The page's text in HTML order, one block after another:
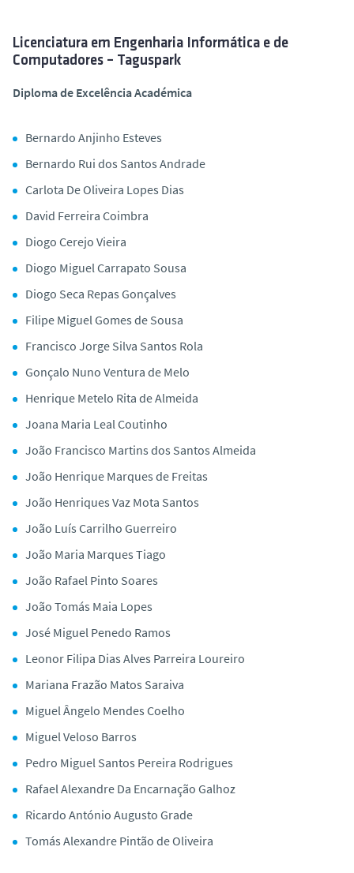
Licenciatura em Engenharia Informática e de
Computadores – Taguspark
Diploma de Excelência Académica
Bernardo Anjinho Esteves
Bernardo Rui dos Santos Andrade
Carlota De Oliveira Lopes Dias
David Ferreira Coimbra
Diogo Cerejo Vieira
Diogo Miguel Carrapato Sousa
Diogo Seca Repas Gonçalves
Filipe Miguel Gomes de Sousa
Francisco Jorge Silva Santos Rola
Gonçalo Nuno Ventura de Melo
Henrique Metelo Rita de Almeida
Joana Maria Leal Coutinho
João Francisco Martins dos Santos Almeida
João Henrique Marques de Freitas
João Henriques Vaz Mota Santos
João Luís Carrilho Guerreiro
João Maria Marques Tiago
João Rafael Pinto Soares
João Tomás Maia Lopes
José Miguel Penedo Ramos
Leonor Filipa Dias Alves Parreira Loureiro
Mariana Frazão Matos Saraiva
Miguel Ângelo Mendes Coelho
Miguel Veloso Barros
Pedro Miguel Santos Pereira Rodrigues
Rafael Alexandre Da Encarnação Galhoz
Ricardo António Augusto Grade
Tomás Alexandre Pintão de Oliveira